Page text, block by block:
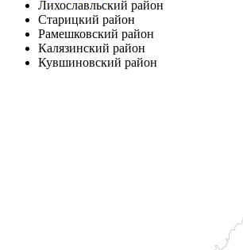
Лихославльский район
Старицкий район
Рамешковский район
Калязинский район
Кувшиновский район